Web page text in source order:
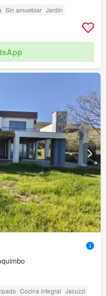
Sin amueblar Jardín
Cocina integral Jacuzzi